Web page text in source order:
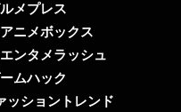
メプレス
ニメボックス
ンタメラッシュ
ムハック
ッショントレンド